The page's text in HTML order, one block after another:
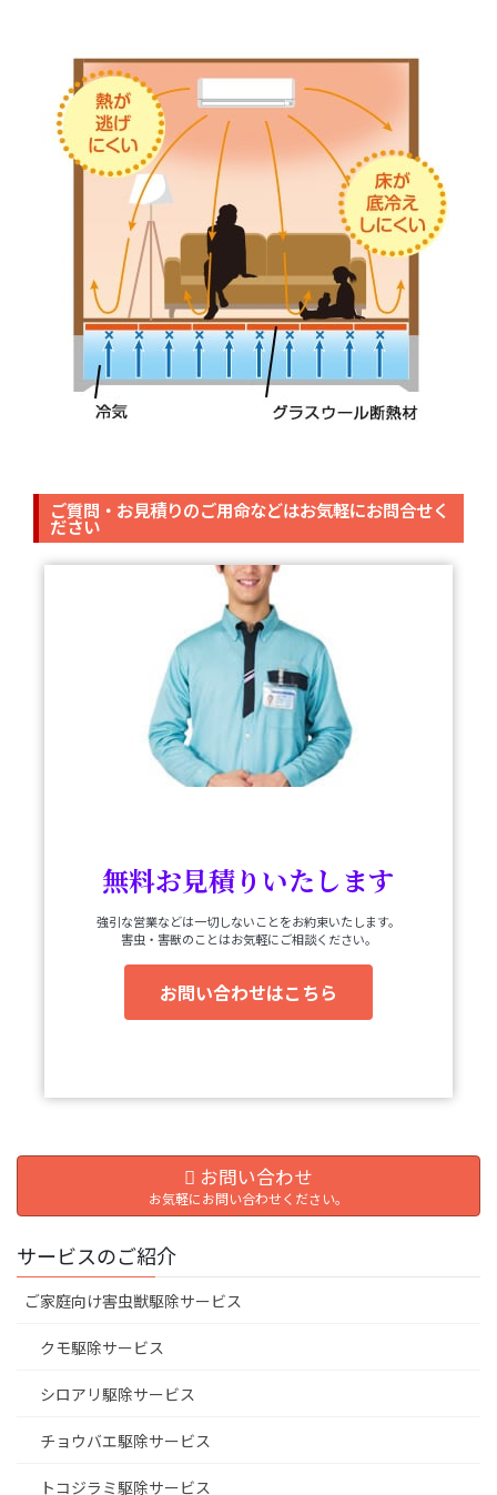
ご質問・お見積りのご用命などはお気軽にお問合せく
ださい
無料お見積りいたします
強引な営業などは一切しないことをお約束いたします。
害虫・害獣のことはお気軽にご相談ください。
お問い合わせはこちら
お問い合わせ
お気軽にお問い合わせください。
サービスのご紹介
ご家庭向け害虫獣駆除サービス
クモ駆除サービス
シロアリ駆除サービス
チョウバエ駆除サービス
トコジラミ駆除サービス